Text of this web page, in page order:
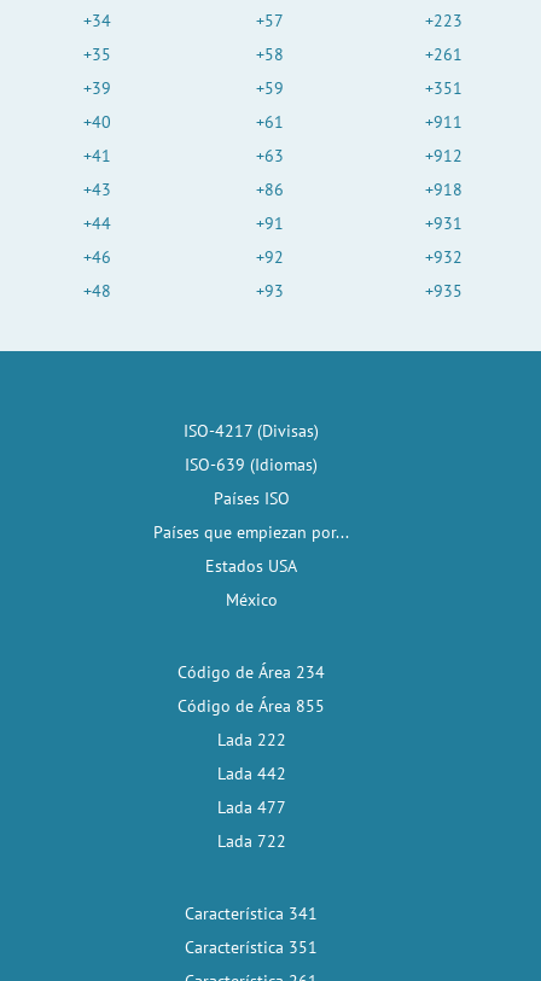
+34
+35
+39
+40
+41
+43
+44
+46
+48
+57
+58
+59
+61
+63
+86
+91
+92
+93
+223
+261
+351
+911
+912
+918
+931
+932
+935
ISO-4217 (Divisas)
ISO-639 (Idiomas)
Países ISO
Países que empiezan por...
Estados USA
México
Código de Área 234
Código de Área 855
Lada 222
Lada 442
Lada 477
Lada 722
Característica 341
Característica 351